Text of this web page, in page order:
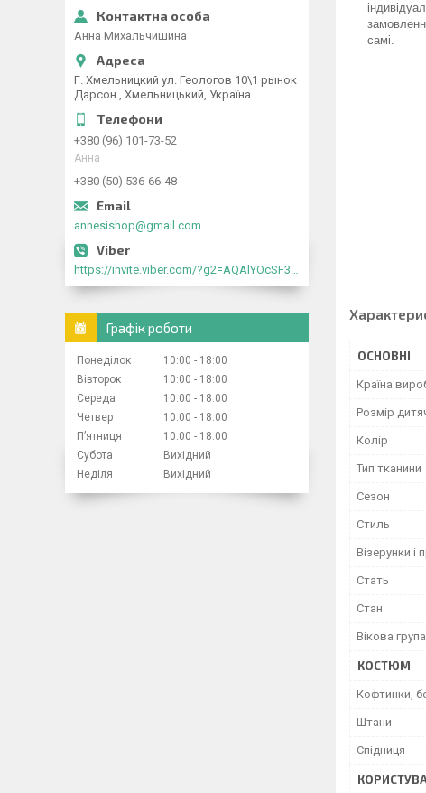
самі.
ОСНОВНІ
Країна
Розмір
Колір
Тип тканини
Сезон
Стиль
Візерунки і
Стать
Стан
Вікова група
КОСТЮМ
Кофтинки,
Штани
Спідниця
Анна Михальчишина
Г. Хмельницкий ул. Геологов 10\1 рынок
Дарсон., Хмельницький, Україна
+380 (96) 101-73-52
Анна
+380 (50) 536-66-48
annesishop@gmail.com
https://invite.viber.com/?g2=AQAlYOcSF30rb0kdJdojYDWtk4sNE5eWPg2Om5jJmRlpJwnTwfwnCzMMxer2vioZ"
Графік роботи
Понеділок 10:00
18:00
Вівторок
10:00
18:00
Середа
10:00
18:00
Четвер
10:00
18:00
Пʼятниця
10:00
18:00
Субота
Вихідний
Неділя
Вихідний